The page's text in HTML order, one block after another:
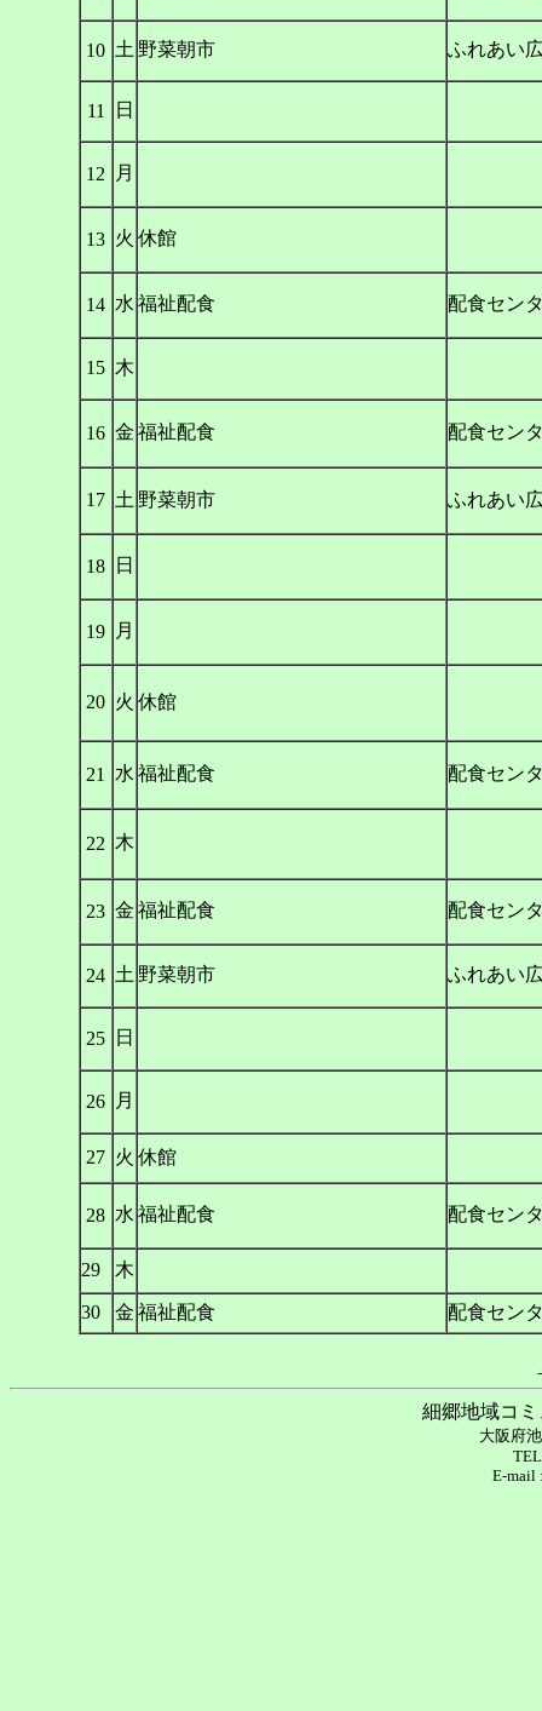
10 土 野菜朝市 ふれあい
11 日
12 月
13 火 休館
14 水 福祉配食 配食セン
15 木
16 金 福祉配食 配食セン
17 土 野菜朝市 ふれあい
18 日
19 月
20 火 休館
21 水 福祉配食 配食セン
22 木
23 金 福祉配食 配食セン
24 土 野菜朝市 ふれあい
25 日
26 月
27 火 休館
28 水 福祉配食 配食セン
29 木
30 金 福祉配食 配食セン
細郷地域コ
大阪府
E-mail